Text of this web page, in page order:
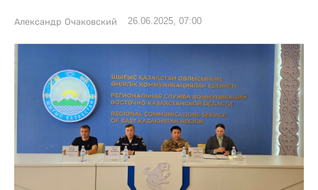
Александр Очаковский 26.06.2025, 07:00